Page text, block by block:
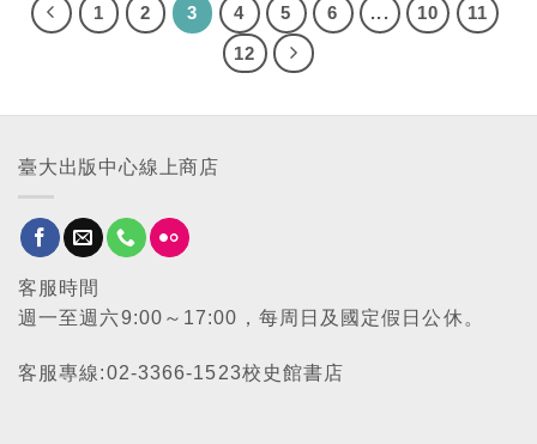
1 2 3 4 5 6 ... 10
11
12
臺大出版中心線上商店
客服時間
週一至週六9:00～17:00，每周日及國定假日公休。
客服專線:02-3366-1523校史館書店